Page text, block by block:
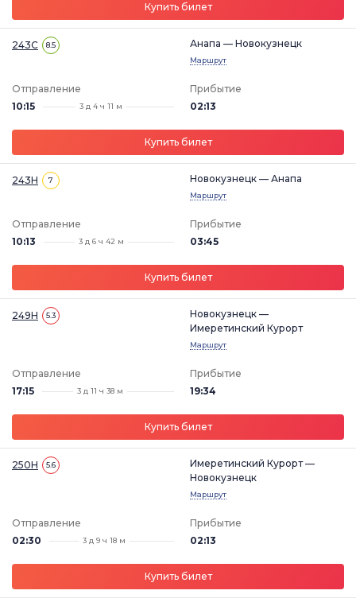
Купить билет
243С 8.5 Анапа — Новокузнецк
Маршрут
Отправление
10:15
3 д 4 ч 11 м
Прибытие
02:13
Купить билет
243Н 7 Новокузнецк — Анапа
Маршрут
Отправление
10:13
3 д 6 ч 42 м
Прибытие
03:45
Купить билет
249Н 5.3
Новокузнецк —
Имеретинский Курорт
Маршрут
Отправление
17:15
3 д 11 ч 38 м
Прибытие
19:34
Купить билет
250Н 5.6
Имеретинский Курорт —
Новокузнецк
Маршрут
Отправление
02:30
3 д 9 ч 18 м
Прибытие
02:13
Купить билет